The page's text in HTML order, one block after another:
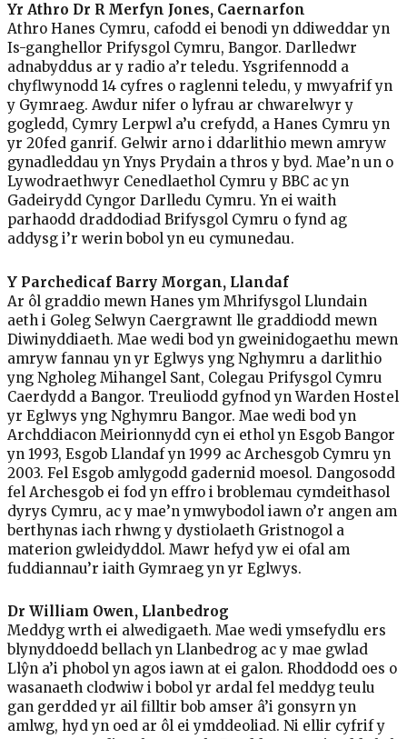
Yr Athro Dr R Merfyn Jones, Caernarfon
Athro Hanes Cymru, cafodd ei benodi yn ddiweddar yn
Is-ganghellor Prifysgol Cymru, Bangor. Darlledwr
adnabyddus ar y radio a’r teledu. Ysgrifennodd a
chyflwynodd 14 cyfres o raglenni teledu, y mwyafrif yn
y Gymraeg. Awdur nifer o lyfrau ar chwarelwyr y
gogledd, Cymry Lerpwl a’u crefydd, a Hanes Cymru yn
yr 20fed ganrif. Gelwir arno i ddarlithio mewn amryw
gynadleddau yn Ynys Prydain a thros y byd. Mae’n un o
Lywodraethwyr Cenedlaethol Cymru y BBC ac yn
Gadeirydd Cyngor Darlledu Cymru. Yn ei waith
parhaodd draddodiad Brifysgol Cymru o fynd ag
addysg i’r werin bobol yn eu cymunedau.
Y Parchedicaf Barry Morgan, Llandaf
Ar ôl graddio mewn Hanes ym Mhrifysgol Llundain
aeth i Goleg Selwyn Caergrawnt lle graddiodd mewn
Diwinyddiaeth. Mae wedi bod yn gweinidogaethu mewn
amryw fannau yn yr Eglwys yng Nghymru a darlithio
yng Ngholeg Mihangel Sant, Colegau Prifysgol Cymru
Caerdydd a Bangor. Treuliodd gyfnod yn Warden Hostel
yr Eglwys yng Nghymru Bangor. Mae wedi bod yn
Archddiacon Meirionnydd cyn ei ethol yn Esgob Bangor
yn 1993, Esgob Llandaf yn 1999 ac Archesgob Cymru yn
2003. Fel Esgob amlygodd gadernid moesol. Dangosodd
fel Archesgob ei fod yn effro i broblemau cymdeithasol
dyrys Cymru, ac y mae’n ymwybodol iawn o’r angen am
berthynas iach rhwng y dystiolaeth Gristnogol a
materion gwleidyddol. Mawr hefyd yw ei ofal am
fuddiannau’r iaith Gymraeg yn yr Eglwys.
Dr William Owen, Llanbedrog
Meddyg wrth ei alwedigaeth. Mae wedi ymsefydlu ers
blynyddoedd bellach yn Llanbedrog ac y mae gwlad
Llŷn a’i phobol yn agos iawn at ei galon. Rhoddodd oes o
wasanaeth clodwiw i bobol yr ardal fel meddyg teulu
gan gerdded yr ail filltir bob amser â’i gonsyrn yn
amlwg, hyd yn oed ar ôl ei ymddeoliad. Ni ellir cyfrif y